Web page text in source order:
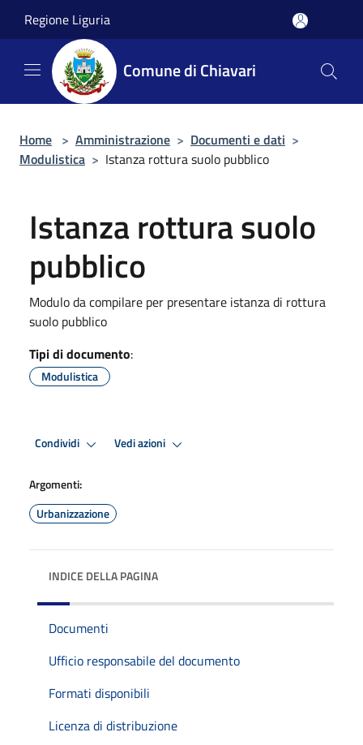
Regione Liguria
Comune di Chiavari
Home > Amministrazione > Documenti e dati >
Modulistica > Istanza rottura suolo pubblico
Istanza rottura suolo
pubblico
Modulo da compilare per presentare istanza di rottura
suolo pubblico
Tipi di documento:
Modulistica
Condividi Vedi azioni
Argomenti:
Urbanizzazione
INDICE DELLA PAGINA
Documenti
Ufficio responsabile del documento
Formati disponibili
Licenza di distribuzione